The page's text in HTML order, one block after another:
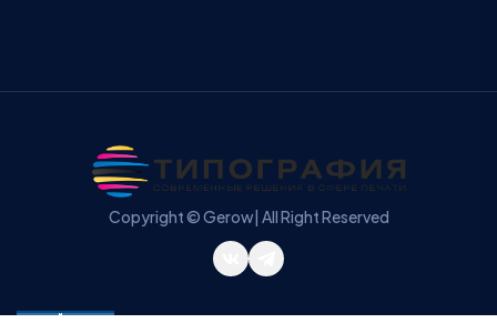
Copyright © Gerow| All Right Reserved